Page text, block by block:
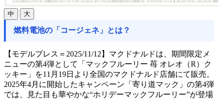
中 大
燃料電池の「コージェネ」とは？
【モデルプレス＝2025/11/12】マクドナルドは、期間限定メ
ニューの第4弾として「マックフルーリー 苺 オレオ（R）ク
ッキー」を11月19日より全国のマクドナルド店舗にて販売。
2025年4月に開始したキャンペーン「寄り道マック」の第4弾
では、見た目も華やかな“ホリデーマックフルーリー”が登場